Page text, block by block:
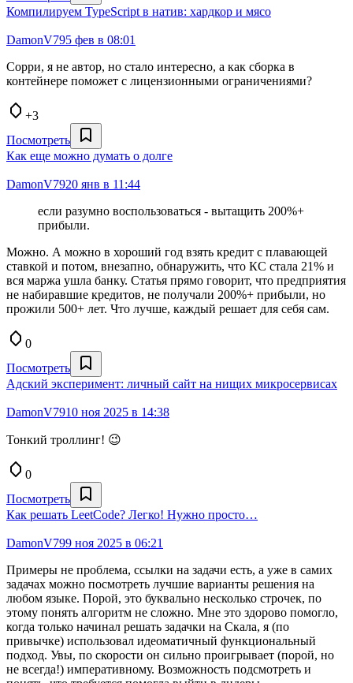
Компилируем TypeScript в натив: хардкор и мясо
DamonV795 фев в 08:01
Сорри, я не автор, но стало интересно, а как сборка в
контейнере поможет с лицензионными ограничениями?
+3
Посмотреть
Как еще можно думать о долге
DamonV7920 янв в 11:44
если разумно воспользоваться - вытащить 200%+
прибыли.
Можно. А можно в хороший год взять кредит с плавающей
ставкой и потом, внезапно, обнаружить, что КС стала 21% и
вся маржа ушла банку. Статья прямо говорит, что предприятия
не набиравшие кредитов, не получали 200%+ прибыли, но
прожили 500+ лет. Что лучше, каждый решает для себя сам.
0
Посмотреть
Адский эксперимент: личный сайт на нищих микросервисах
DamonV7910 ноя 2025 в 14:38
Тонкий троллинг! 😉
0
Посмотреть
Как решать LeetCode? Легко! Нужно просто…
DamonV799 ноя 2025 в 06:21
Примеры не проблема, ссылки на задачи есть, а уже в самих
задачах можно посмотреть лучшие варианты решения на
любом языке. Порой, это буквально несколько строчек, по
этому понять алгоритм не сложно. Мне это здорово помогло,
когда только начинал решать задачки на Скала, я (по
привычке) использовал идеоматичный функциональный
подход. Увы, по скорости он сильно проигрывает (порой, но
не всегда!) императивному. Возможность подсмотреть и